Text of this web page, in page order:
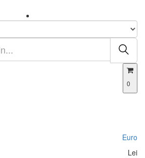
0
Euro
Lei